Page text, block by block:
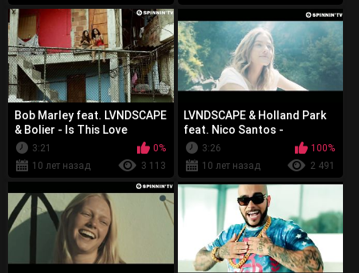
Bob Marley feat. LVNDSCAPE
& Bolier - Is This Love
3:21
0%
10 лет назад
3 113
LVNDSCAPE & Holland Park
feat. Nico Santos -
Waterfalls
3:26
100%
10 лет назад
2 491